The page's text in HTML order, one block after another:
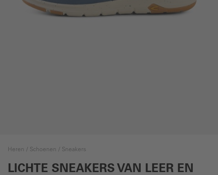
Heren Schoenen Sneakers
LICHTE SNEAKERS VAN LEER EN